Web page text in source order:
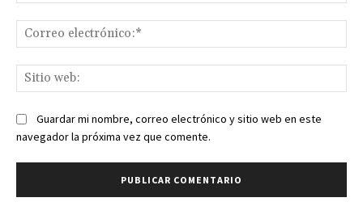
Guardar mi nombre, correo electrónico y sitio web en este
navegador la próxima vez que comente.